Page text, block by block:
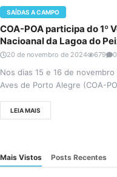
SAÍDAS A CAMPO
COA-POA participa do 1º
Nacioanal da Lagoa do
20 de novembro de 2024 679 0
Nos dias 15 e 16 de
Aves de Porto Alegre (COA-
LEIA MAIS
Mais Vistos Posts Recentes